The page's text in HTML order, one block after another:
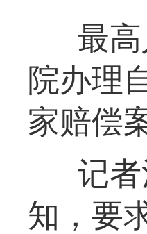
最
院办理
家赔偿
记
知，要